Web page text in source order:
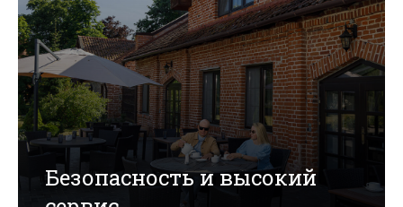
Безопасность и высокий